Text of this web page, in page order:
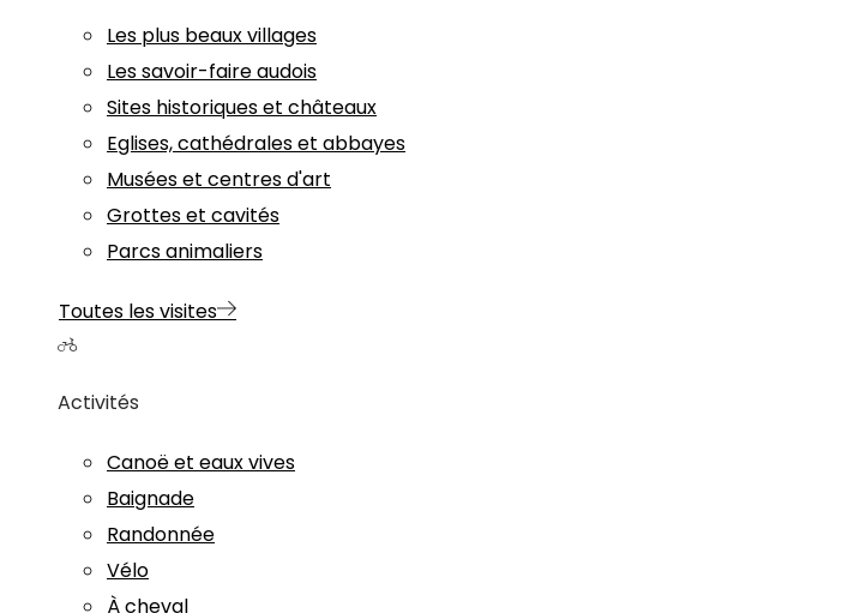
Les plus beaux villages
Les savoir-faire audois
Sites historiques et châteaux
Eglises, cathédrales et abbayes
Musées et centres d'art
Grottes et cavités
Parcs animaliers
Toutes les visites
Activités
Canoë et eaux vives
Baignade
Randonnée
Vélo
À cheval